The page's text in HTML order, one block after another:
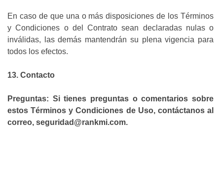
En caso de que una o más disposiciones de los Términos
y Condiciones o del Contrato sean declaradas nulas o
inválidas, las demás mantendrán su plena vigencia para
todos los efectos.
13. Contacto
Preguntas: Si tienes preguntas o comentarios sobre
estos Términos y Condiciones de Uso, contáctanos al
correo, seguridad@rankmi.com.